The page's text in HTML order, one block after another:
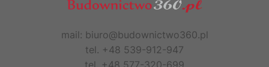
mail: biuro@budownictwo360.pl
tel. +48 539-912-947